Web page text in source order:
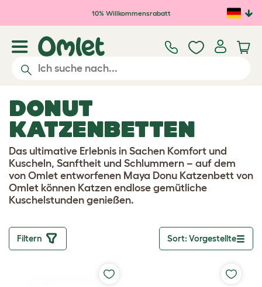
Zum Hauptinhalt springen
10% Willkommensrabatt
DONUT
KATZENBETTEN
Das ultimative Erlebnis in Sachen Komfort und
Kuscheln, Sanftheit und Schlummern – auf dem
von Omlet entworfenen Maya Donu Katzenbett von
Omlet können Katzen endlose gemütliche
Kuschelstunden genießen.
Filtern Sort: Vorgestellte
Toggle